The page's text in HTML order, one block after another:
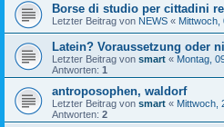
Borse di studio per cittadini
Letzter Beitrag von NEWS « Mittwoch,
Latein? Voraussetzung oder
Letzter Beitrag von smart « Montag,
Antworten: 1
antroposophen, waldorf
Letzter Beitrag von smart « Mittwoch,
Antworten: 2